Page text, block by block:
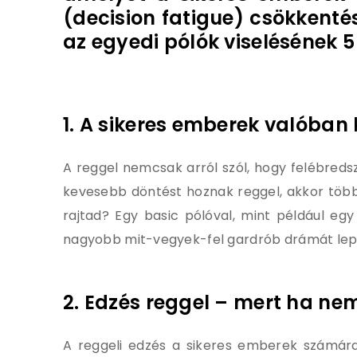
(decision fatigue)
az egyedi pólók viselésének
1. A sikeres emberek
A reggel nemcsak arról szól, hogy
kevesebb döntést hoznak reggel, akkor
rajtad? Egy basic pólóval, mint például egy
nagyobb mit-vegyek-fel gardrób drámát
2. Edzés reggel – mert ha
A reggeli edzés a sikeres emberek